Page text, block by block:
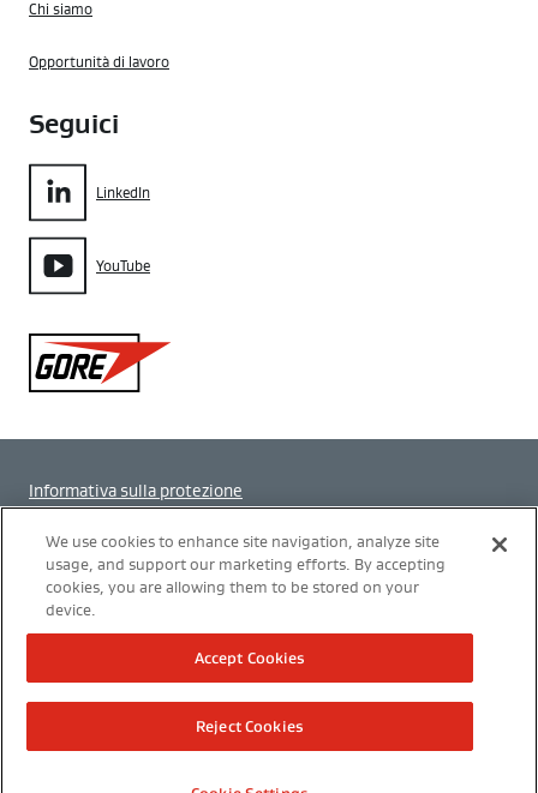
Chi siamo
Opportunità di lavoro
Seguici
LinkedIn
YouTube
Gore
Informativa sulla protezione
Impostazione dei cookie
Termini di utilizzo
Modern Slavery Act Transparency Statement
Politica Integrata
We use cookies to enhance site navigation, analyze site
usage, and support our marketing efforts. By accepting
cookies, you are allowing them to be stored on your
device.
Reject Cookies
Accept Cookies